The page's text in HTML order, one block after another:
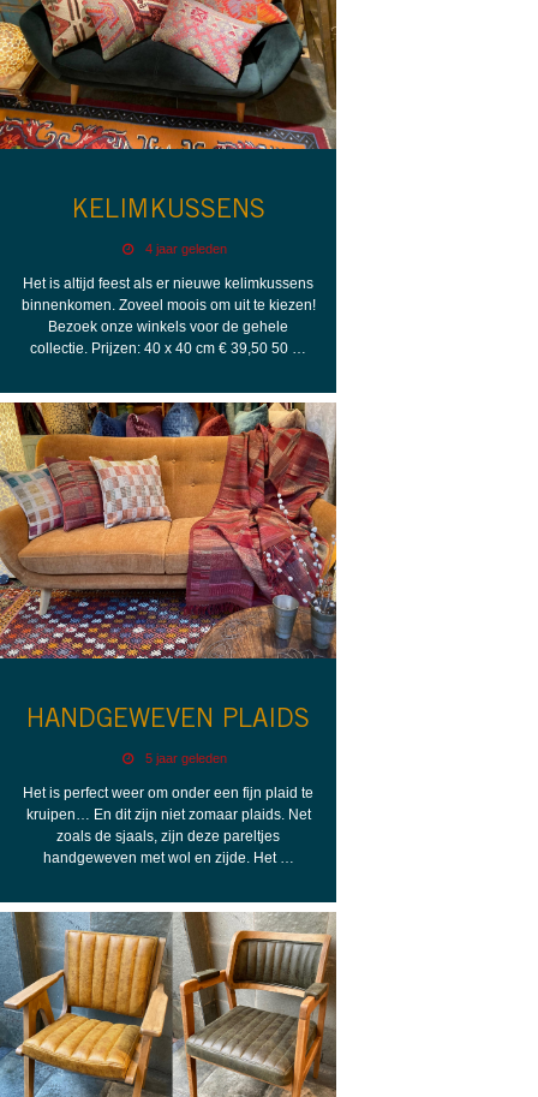
KELIMKUSSENS
4 jaar geleden
Het is altijd feest als er nieuwe kelimkussens
binnenkomen. Zoveel moois om uit te kiezen!
Bezoek onze winkels voor de gehele
collectie. Prijzen: 40 x 40 cm € 39,50 50 …
HANDGEWEVEN PLAIDS
5 jaar geleden
Het is perfect weer om onder een fijn plaid te
kruipen… En dit zijn niet zomaar plaids. Net
zoals de sjaals, zijn deze pareltjes
handgeweven met wol en zijde. Het …